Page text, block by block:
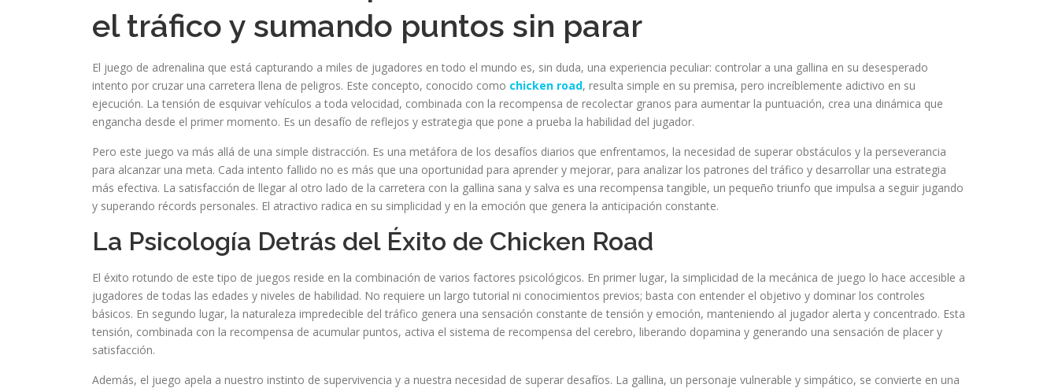
el tráfico y sumando puntos sin parar
El juego de adrenalina que está capturando a miles de jugadores en todo el mundo es, sin duda, una experiencia peculiar: controlar a una gallina en su desesperado
intento por cruzar una carretera llena de peligros. Este concepto, conocido como chicken road, resulta simple en su premisa, pero increíblemente adictivo en su
ejecución. La tensión de esquivar vehículos a toda velocidad, combinada con la recompensa de recolectar granos para aumentar la puntuación, crea una dinámica que
engancha desde el primer momento. Es un desafío de reflejos y estrategia que pone a prueba la habilidad del jugador.
Pero este juego va más allá de una simple distracción. Es una metáfora de los desafíos diarios que enfrentamos, la necesidad de superar obstáculos y la perseverancia
para alcanzar una meta. Cada intento fallido no es más que una oportunidad para aprender y mejorar, para analizar los patrones del tráfico y desarrollar una estrategia
más efectiva. La satisfacción de llegar al otro lado de la carretera con la gallina sana y salva es una recompensa tangible, un pequeño triunfo que impulsa a seguir jugando
y superando récords personales. El atractivo radica en su simplicidad y en la emoción que genera la anticipación constante.
La Psicología Detrás del Éxito de Chicken Road
El éxito rotundo de este tipo de juegos reside en la combinación de varios factores psicológicos. En primer lugar, la simplicidad de la mecánica de juego lo hace accesible a
jugadores de todas las edades y niveles de habilidad. No requiere un largo tutorial ni conocimientos previos; basta con entender el objetivo y dominar los controles
básicos. En segundo lugar, la naturaleza impredecible del tráfico genera una sensación constante de tensión y emoción, manteniendo al jugador alerta y concentrado. Esta
tensión, combinada con la recompensa de acumular puntos, activa el sistema de recompensa del cerebro, liberando dopamina y generando una sensación de placer y
satisfacción.
Además, el juego apela a nuestro instinto de supervivencia y a nuestra necesidad de superar desafíos. La gallina, un personaje vulnerable y simpático, se convierte en una